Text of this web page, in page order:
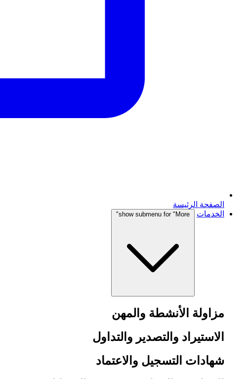
الصفحة الرئيسة
الخدمات
show submenu for "More"
مزاولة الأنشطة والمهن
الاستيراد والتصدير والتداول
شهادات التسجيل والاعتماد